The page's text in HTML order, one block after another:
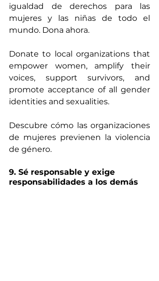
igualdad de derechos para las
mujeres y las niñas de todo el
mundo. Dona ahora.
Donate to local organizations that
empower women, amplify their
voices, support survivors, and
promote acceptance of all gender
identities and sexualities.
Descubre cómo las organizaciones
de mujeres previenen la violencia
de género.
9. Sé responsable y exige
responsabilidades a los demás